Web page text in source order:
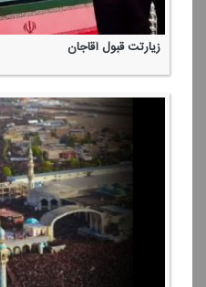
زیارتت قبول آقاجان